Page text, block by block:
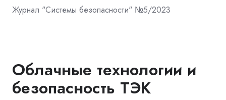
Журнал "Системы безопасности" №5/2023
Облачные технологии и
безопасность ТЭК